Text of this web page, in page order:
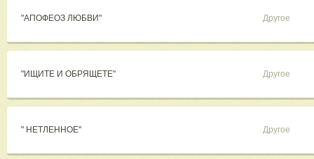
"АПОФЕОЗ ЛЮБВИ" Другое
"ИЩИТЕ И ОБРЯЩЕТЕ" Другое
" НЕТЛЕННОЕ" Другое